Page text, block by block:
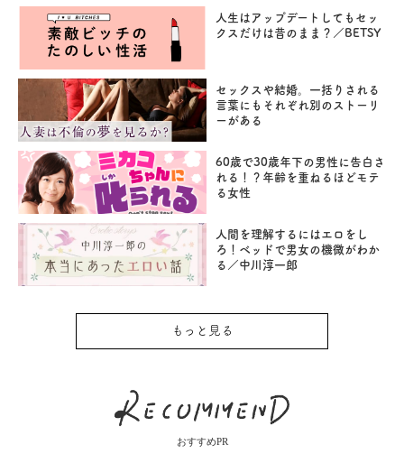
人生はアップデートしてもセッ
クスだけは昔のまま？／BETSY
セックスや結婚。一括りされる
言葉にもそれぞれ別のストーリ
ーがある
60歳で30歳年下の男性に告白さ
れる！？年齢を重ねるほどモテ
る女性
人間を理解するにはエロをし
ろ！ベッドで男女の機微がわか
る／中川淳一郎
もっと見る
おすすめPR